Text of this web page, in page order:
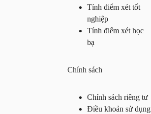
Tính điểm xét tốt
nghiệp
Tính điểm xét học
bạ
Chính sách
Chính sách riêng tư
Điều khoản sử dụng